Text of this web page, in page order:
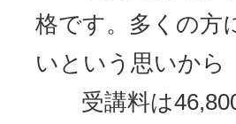
格です。多くの方
いという思いから
受講料は46,800